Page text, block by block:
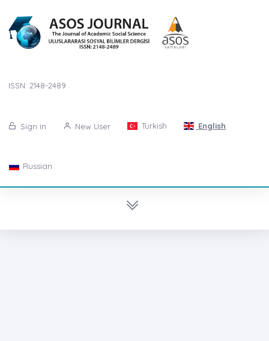
ISSN: 2148-2489
Sign in New User Turkish English
Russian